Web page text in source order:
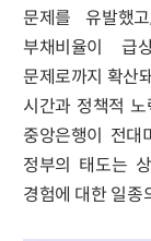
문제를 유발했
부채비율이 급
문제로까지 확산
시간과 정책적
중앙은행이 전
정부의 태도는
경험에 대한 일종